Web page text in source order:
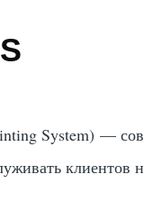
System) —